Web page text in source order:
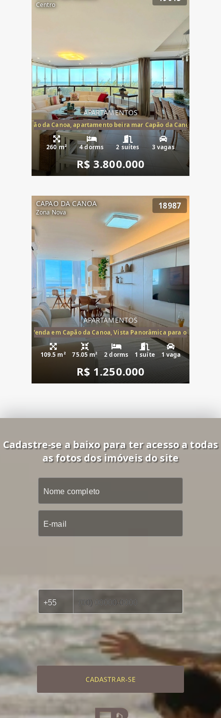
Centro
APARTAMENTOS
mar Capão da Canoa, apartamento beira mar Capão da Canoa,
260 m² 4 dorms 2 suítes 3 vagas
R$ 3.800.000
CAPAO DA CANOA
Zona Nova
18987
APARTAMENTOS
Mar à Venda em Capão da Canoa, Vista Panorâmica para o Mar, 2
109.5 m² 75.05 m² 2 dorms 1 suíte 1 vaga
R$ 1.250.000
Cadastre-se a baixo para ter acesso a todas
as fotos dos imóveis do site
CADASTRAR-SE